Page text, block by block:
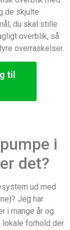
de skjulte
du skal stille
overblik, så
overraskelser.
til
i
det?
ud med
Jeg har
i mange år og
forhold der